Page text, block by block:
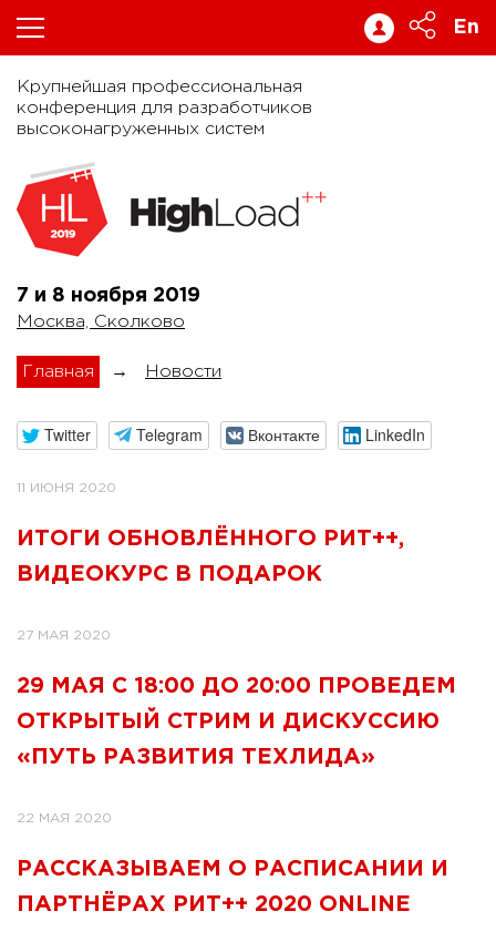
En
Крупнейшая профессиональная
конференция для разработчиков
высоконагруженных систем
7 и 8 ноября 2019
Москва, Сколково
Главная → Новости
Twitter Telegram Вконтакте LinkedIn
11 ИЮНЯ 2020
ИТОГИ ОБНОВЛЁННОГО РИТ++,
ВИДЕОКУРС В ПОДАРОК
27 МАЯ 2020
29 МАЯ С 18:00 ДО 20:00 ПРОВЕДЕМ
ОТКРЫТЫЙ СТРИМ И ДИСКУССИЮ
«ПУТЬ РАЗВИТИЯ ТЕХЛИДА»
22 МАЯ 2020
РАССКАЗЫВАЕМ О РАСПИСАНИИ И
ПАРТНЁРАХ РИТ++ 2020 ONLINE